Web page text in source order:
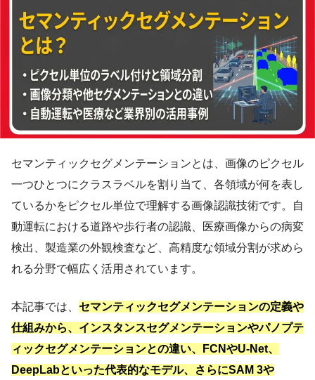
セマンティックセグメンテーションとは、画像のピクセル
一つひとつにクラスラベルを割り当て、各領域が何を表し
ているかをピクセル単位で理解する画像認識技術です。自
動運転における道路や歩行者の認識、医療画像からの病変
検出、製造業の外観検査など、高精度な領域分割が求めら
れる分野で幅広く活用されています。
本記事では、 セマンティックセグメンテーションの定義や
仕組みから、インスタンスセグメンテーションやパノプテ
ィックセグメンテーションとの違い、FCNやU-Net、
DeepLabといった代表的なモデル、さらにSAM 3や